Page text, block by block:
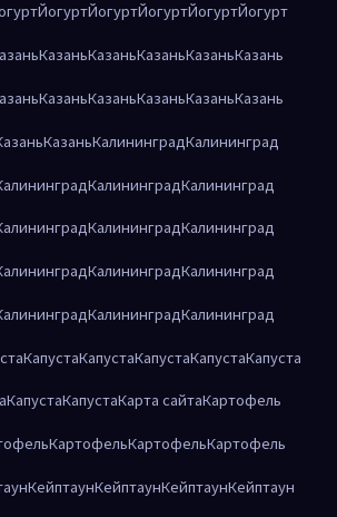
ЙогуртЙогуртЙогуртЙогуртЙогурт
КазаньКазаньКазаньКазаньКазань
КазаньКазаньКазаньКазаньКазань
КазаньКалининградКалининград
КалининградКалининград
КалининградКалининград
КалининградКалининград
КалининградКалининград
КапустаКапустаКапустаКапустаКапуста
КапустаКапустаКарта сайтаКартофель
КартофельКартофельКартофель
КейптаунКейптаунКейптаунКейптаун